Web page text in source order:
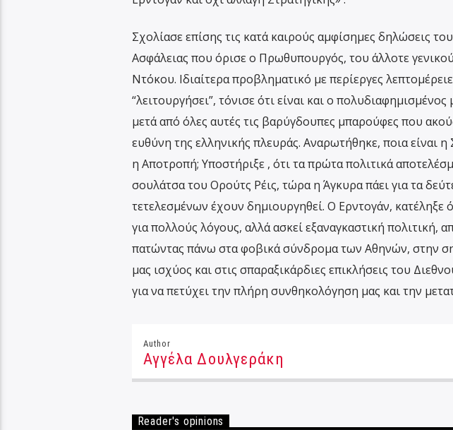
Σχολίασε επίσης τις κατά καιρούς αμφίσημες δηλώσεις
Ασφάλειας που όρισε ο Πρωθυπουργός, του άλλοτε
Ντόκου. Ιδιαίτερα προβληματικό με περίεργες
“λειτουργήσει”, τόνισε ότι είναι και ο
μετά από όλες αυτές τις βαρύγδουπες μπαρούφες που
ευθύνη της ελληνικής πλευράς. Αναρωτήθηκε, ποια είναι
η Αποτροπή; Υποστήριξε , ότι τα πρώτα πολιτικά
σουλάτσα του Ορούτς Ρέις, τώρα η Άγκυρα πάει για τα
τετελεσμένων έχουν δημιουργηθεί. Ο Ερντογάν, κατέληξε
για πολλούς λόγους, αλλά ασκεί εξαναγκαστική πολιτική,
πατώντας πάνω στα φοβικά σύνδρομα των Αθηνών, στην
μας ισχύος και στις σπαραξικάρδιες επικλήσεις του
για να πετύχει την πλήρη συνθηκολόγηση μας και την
Author
Αγγέλα Δουλγεράκη
Reader's opinions